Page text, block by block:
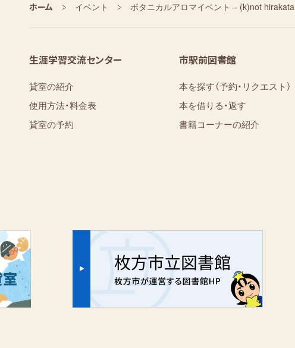
ホーム イベント ボタニカルアロマイベント – (k)not hirakata
生涯学習交流センター
貸室の紹介
使用方法・料金表
貸室の予約
市駅前図書館
本を探す（予約・リクエスト）
本を借りる・返す
書籍コーナーの紹介